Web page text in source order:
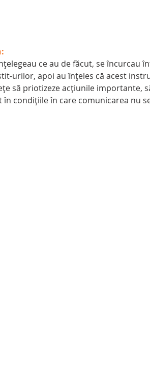
ce au de făcut, se încurcau
urilor, apoi au înțeles că acest
să priotizeze acțiunile importante,
condițiile în care comunicarea nu